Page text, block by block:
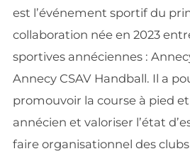
est l’événement sportif du
collaboration née en 2023
sportives annéciennes :
Annecy CSAV Handball. Il a
promouvoir la course à pied
annécien et valoriser l’état
faire organisationnel des